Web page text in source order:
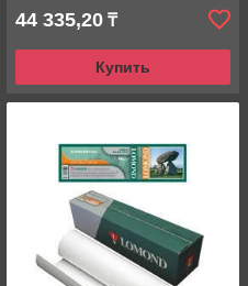
44 335,20 ₸
Купить